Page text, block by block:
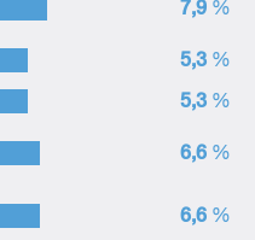
7,9 %
5,3 %
5,3 %
6,6 %
6,6 %